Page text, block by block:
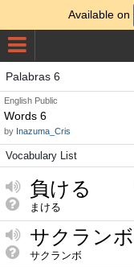
Available on
Palabras 6
English Public
Words 6
by Inazuma_Cris
Vocabulary List
負ける
まける
サクランボ
サクランボ